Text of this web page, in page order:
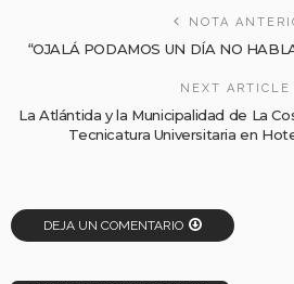
NOTA
“OJALÁ PODAMOS UN DÍA NO
NEXT ARTICLE
La Atlántida y la Municipalidad de La
Tecnicatura Universitaria en
DEJA UN COMENTARIO